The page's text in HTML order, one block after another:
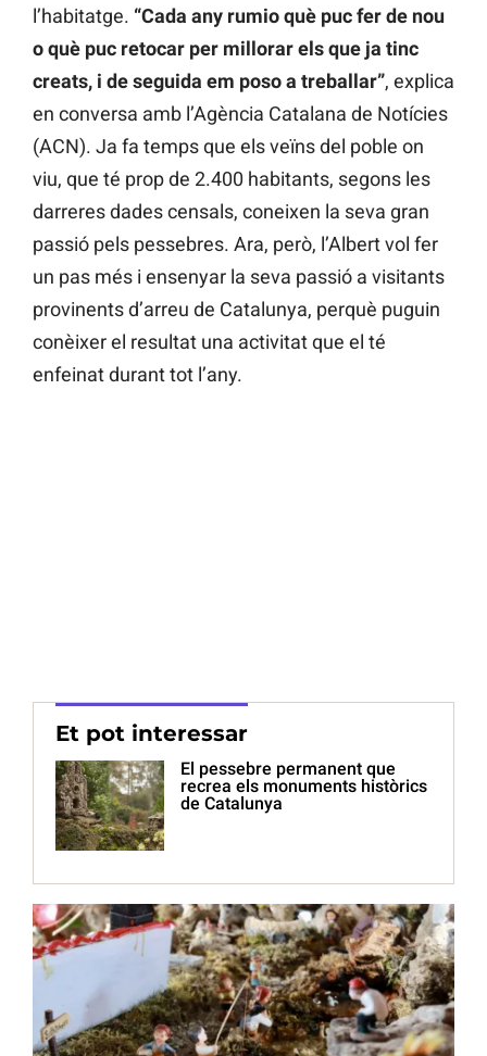
l’habitatge. “Cada any rumio què puc fer de nou
o què puc retocar per millorar els que ja tinc
creats, i de seguida em poso a treballar”, explica
en conversa amb l’Agència Catalana de Notícies
(ACN). Ja fa temps que els veïns del poble on
viu, que té prop de 2.400 habitants, segons les
darreres dades censals, coneixen la seva gran
passió pels pessebres. Ara, però, l’Albert vol fer
un pas més i ensenyar la seva passió a visitants
provinents d’arreu de Catalunya, perquè puguin
conèixer el resultat una activitat que el té
enfeinat durant tot l’any.
Et pot interessar
El pessebre permanent que
recrea els monuments històrics
de Catalunya